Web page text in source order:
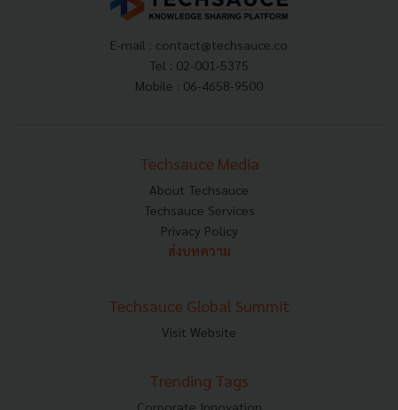
E-mail : contact@techsauce.co
Tel : 02-001-5375
Mobile : 06-4658-9500
Techsauce Media
About Techsauce
Techsauce Services
Privacy Policy
ส่งบทความ
Techsauce Global Summit
Visit Website
Trending Tags
Corporate Innovation